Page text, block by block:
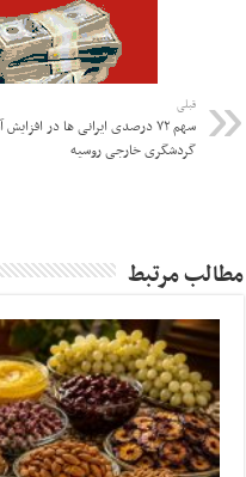
قبلی
سهم ۷۲ درصدی ایرانی ها در افزایش
گردشگری خارجی روسیه
مطالب مرتبط